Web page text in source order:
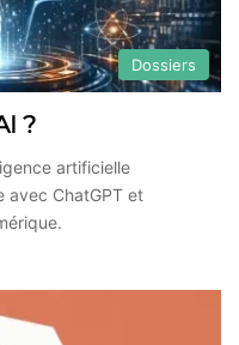
Dossiers
?
artificielle
avec ChatGPT et